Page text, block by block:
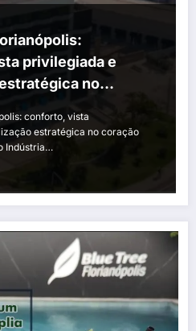
privilegiada e
no
conforto, vista
estratégica no coração
Indústria…